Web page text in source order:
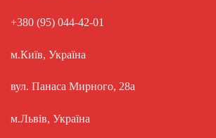
+380 (95) 044-42-01
м.Київ, Україна
вул. Панаса Мирного, 28а
м.Львів, Україна